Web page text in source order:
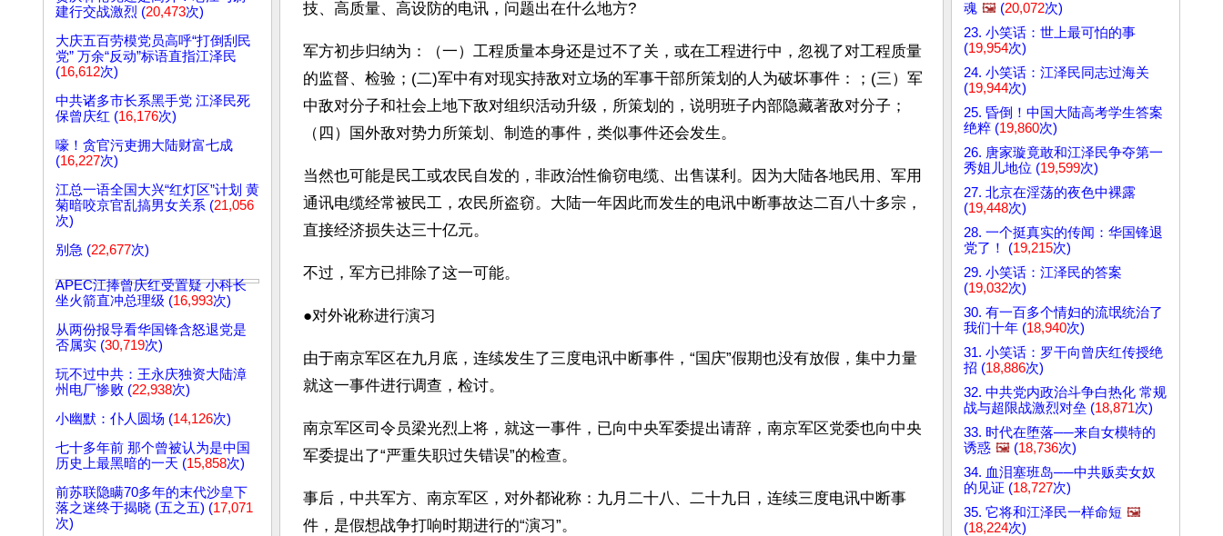
建行交战激烈 (20,473次)
大庆五百劳模党员高呼“打倒刮民
党” 万余“反动”标语直指江泽民
(16,612次)
中共诸多市长系黑手党 江泽民死
保曾庆红 (16,176次)
嚎！贪官污吏拥大陆财富七成
(16,227次)
江总一语全国大兴“红灯区”计划 黄
菊暗咬京官乱搞男女关系 (21,056
次)
别急 (22,677次)
APEC江捧曾庆红受置疑 小科长
坐火箭直冲总理级 (16,993次)
从两份报导看华国锋含怒退党是
否属实 (30,719次)
玩不过中共：王永庆独资大陆漳
州电厂惨败 (22,938次)
小幽默：仆人圆场 (14,126次)
七十多年前 那个曾被认为是中国
历史上最黑暗的一天 (15,858次)
前苏联隐瞒70多年的末代沙皇下
落之迷终于揭晓 (五之五) (17,071
次)
技、高质量、高设防的电讯，问题出在什么地方?
军方初步归纳为：（一）工程质量本身还是过不了关，或在工程进行中，忽视了对工程质量
的监督、检验；(二)军中有对现实持敌对立场的军事干部所策划的人为破坏事件：；(三）军
中敌对分子和社会上地下敌对组织活动升级，所策划的，说明班子内部隐藏著敌对分子；
（四）国外敌对势力所策划、制造的事件，类似事件还会发生。
当然也可能是民工或农民自发的，非政治性偷窃电缆、出售谋利。因为大陆各地民用、军用
通讯电缆经常被民工，农民所盗窃。大陆一年因此而发生的电讯中断事故达二百八十多宗，
直接经济损失达三十亿元。
不过，军方已排除了这一可能。
●对外讹称进行演习
由于南京军区在九月底，连续发生了三度电讯中断事件，“国庆”假期也没有放假，集中力量
就这一事件进行调查，检讨。
南京军区司令员梁光烈上将，就这一事件，已向中央军委提出请辞，南京军区党委也向中央
军委提出了“严重失职过失错误”的检查。
事后，中共军方、南京军区，对外都讹称：九月二十八、二十九日，连续三度电讯中断事
件，是假想战争打响时期进行的“演习”。
魂 🖼️ (20,072次)
23. 小笑话：世上最可怕的事
(19,954次)
24. 小笑话：江泽民同志过海关
(19,944次)
25. 昏倒！中国大陆高考学生答案
绝粹 (19,860次)
26. 唐家璇竟敢和江泽民争夺第一
秀姐儿地位 (19,599次)
27. 北京在淫荡的夜色中裸露
(19,448次)
28. 一个挺真实的传闻：华国锋退
党了！ (19,215次)
29. 小笑话：江泽民的答案
(19,032次)
30. 有一百多个情妇的流氓统治了
我们十年 (18,940次)
31. 小笑话：罗干向曾庆红传授绝
招 (18,886次)
32. 中共党内政治斗争白热化 常规
战与超限战激烈对垒 (18,871次)
33. 时代在堕落──来自女模特的
诱惑 🖼️ (18,736次)
34. 血泪塞班岛──中共贩卖女奴
的见证 (18,727次)
35. 它将和江泽民一样命短 🖼️
(18,224次)